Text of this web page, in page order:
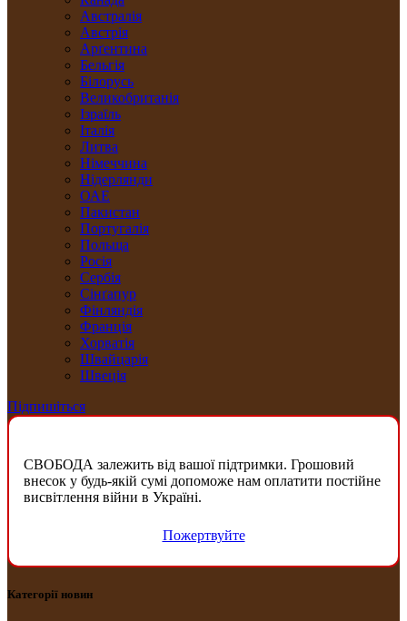
Австралія
Австрія
Арґентина
Бельгія
Білорусь
Великобританія
Ізраїль
Італія
Литва
Німеччина
Нідерлянди
ОАЕ
Пакистан
Португалія
Польща
Росія
Сербія
Сінґапур
Фінляндія
Франція
Хорватія
Швайцарія
Швеція
Підпишіться
СВОБОДА залежить від вашої підтримки. Грошовий
внесок у будь-якій сумі допоможе нам оплатити постійне
висвітлення війни в Україні.
Пожертвуйте
Категорії новин